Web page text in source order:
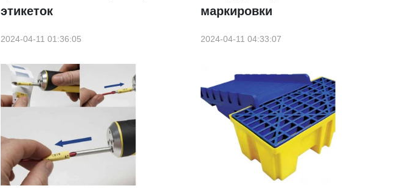
этикеток
2024-04-11 01:36:05
маркировки
2024-04-11 04:33:07